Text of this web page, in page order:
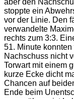
aber den
stoppte ein
vor der Linie. Den
verwandelte
rechts zum 3:3.
51. Minute
Nachschuss nicht
Torwart mit einem
kurze Ecke dicht
Chancen auf
Ende beim